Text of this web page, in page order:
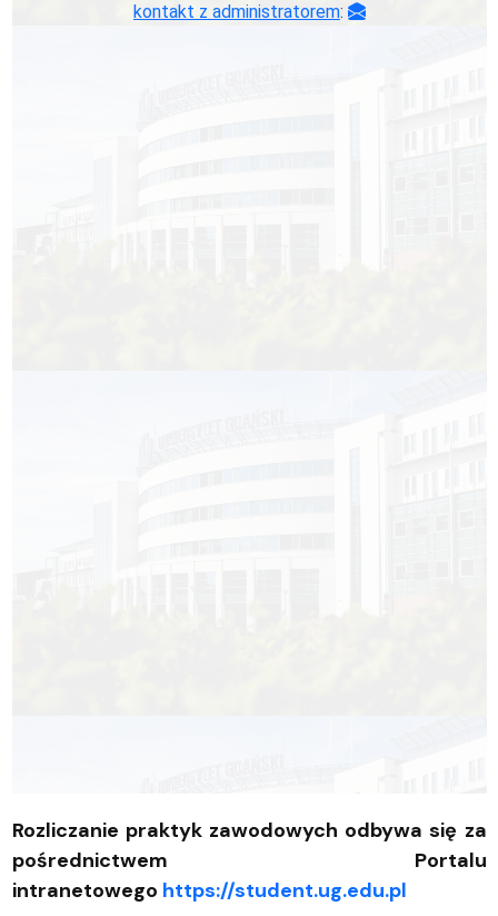
Rozliczanie praktyk zawodowych odbywa się za
pośrednictwem Portalu
intranetowego https://student.ug.edu.pl